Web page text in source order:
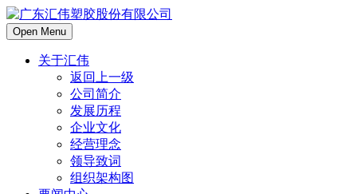
Open Menu
关于汇伟
返回上一级
公司简介
发展历程
企业文化
经营理念
领导致词
组织架构图